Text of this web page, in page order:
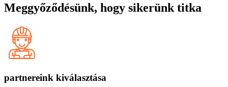
Meggyőződésünk, hogy sikerünk titka
partnereink kiválasztása